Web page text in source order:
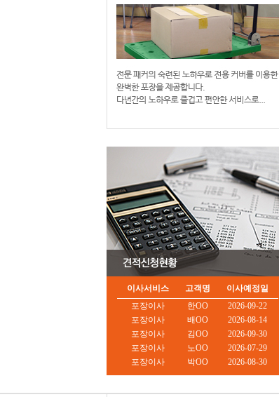
이사서비스 고객명
이사예정일
포장이사
한OO
2026-09-22
포장이사
배OO
2026-08-14
포장이사
김OO
2026-09-30
포장이사
노OO
2026-07-29
포장이사
박OO 2026-08-30